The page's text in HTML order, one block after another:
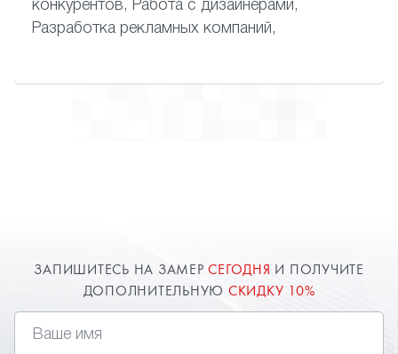
конкурентов, Работа с дизайнерами,
Разработка рекламных компаний,
ЗАПИШИТЕСЬ НА ЗАМЕРСЕГОДНЯ И ПОЛУЧИТЕ
ДОПОЛНИТЕЛЬНУЮ СКИДКУ 10%